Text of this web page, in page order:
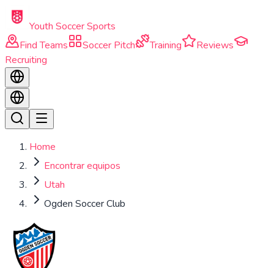
Skip to main content
Youth Soccer Sports
Find Teams
Soccer Pitch Training
Reviews
Recruiting
Home
Encontrar equipos
Utah
Ogden Soccer Club